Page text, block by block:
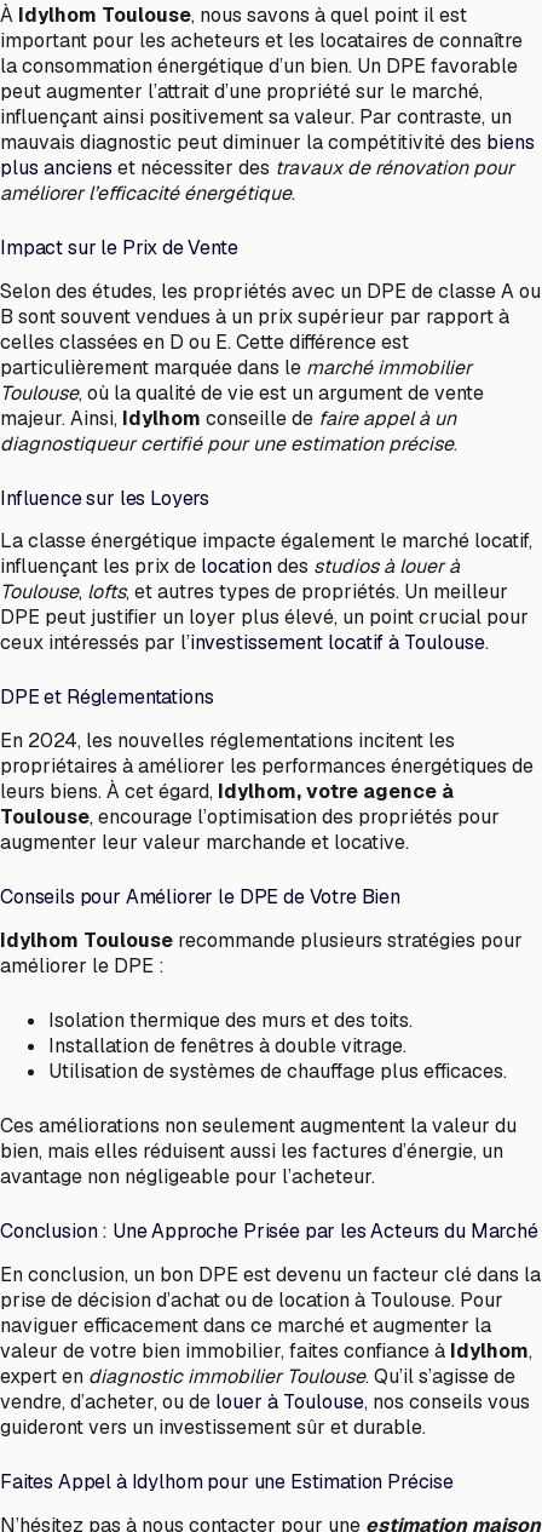
À Idylhom Toulouse, nous savons à quel point il est
important pour les acheteurs et les locataires de connaître
la consommation énergétique d’un bien. Un DPE favorable
peut augmenter l’attrait d’une propriété sur le marché,
influençant ainsi positivement sa valeur. Par contraste, un
mauvais diagnostic peut diminuer la compétitivité des biens
plus anciens et nécessiter des travaux de rénovation pour
améliorer l’efficacité énergétique.
Impact sur le Prix de Vente
Selon des études, les propriétés avec un DPE de classe A ou
B sont souvent vendues à un prix supérieur par rapport à
celles classées en D ou E. Cette différence est
particulièrement marquée dans le marché immobilier
Toulouse, où la qualité de vie est un argument de vente
majeur. Ainsi, Idylhom conseille de faire appel à un
diagnostiqueur certifié pour une estimation précise.
Influence sur les Loyers
La classe énergétique impacte également le marché locatif,
influençant les prix de locationdes studios à louer à
Toulouse, lofts, et autres types de propriétés. Un meilleur
DPE peut justifier un loyer plus élevé, un point crucial pour
ceux intéressés par l’investissement locatif à Toulouse.
DPE et Réglementations
En 2024, les nouvelles réglementations incitent les
propriétaires à améliorer les performances énergétiques de
leurs biens. À cet égard, Idylhom, votre agence à
Toulouse, encourage l’optimisation des propriétés pour
augmenter leur valeur marchande et locative.
Conseils pour Améliorer le DPE de Votre Bien
Idylhom Toulouse recommande plusieurs stratégies pour
améliorer le DPE :
Isolation thermique des murs et des toits.
Installation de fenêtres à double vitrage.
Utilisation de systèmes de chauffage plus efficaces.
Ces améliorations non seulement augmentent la valeur du
bien, mais elles réduisent aussi les factures d’énergie, un
avantage non négligeable pour l’acheteur.
Conclusion : Une Approche Prisée par les Acteurs du Marché
En conclusion, un bon DPE est devenu un facteur clé dans la
prise de décision d’achat ou de location à Toulouse. Pour
naviguer efficacement dans ce marché et augmenter la
valeur de votre bien immobilier, faites confiance à Idylhom,
expert en diagnostic immobilier Toulouse. Qu’il s’agisse de
vendre, d’acheter, ou de louer à Toulouse, nos conseils vous
guideront vers un investissement sûr et durable.
Faites Appel à Idylhom pour une Estimation Précise
N’hésitez pas à nous contacter pour une estimation maison